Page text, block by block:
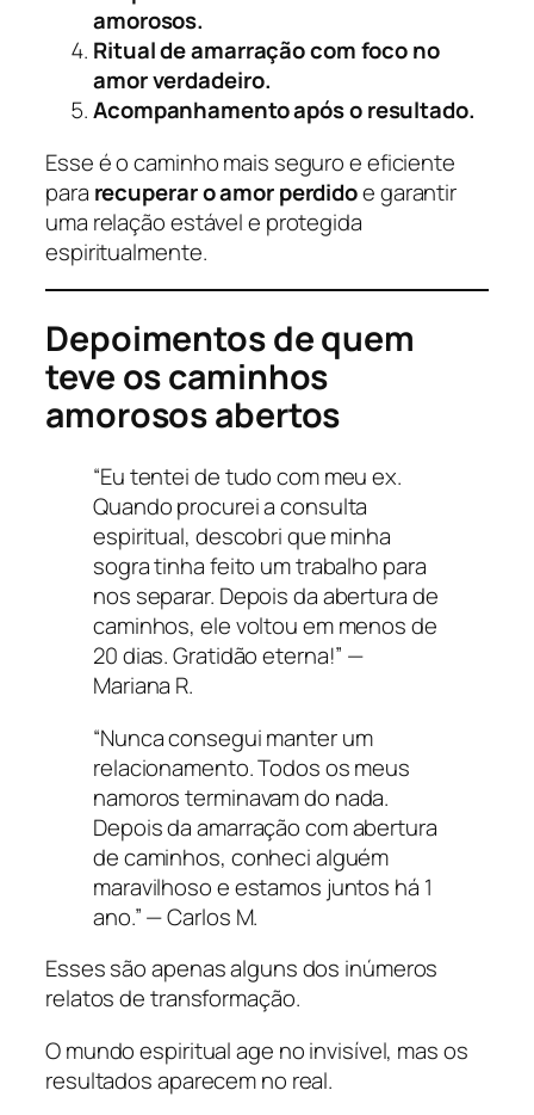
amorosos.
Ritual de amarração com foco no
amor verdadeiro.
Acompanhamento após o resultado.
Esse é o caminho mais seguro e eficiente
para recuperar o amor perdidoe garantir
uma relação estável e protegida
espiritualmente.
Depoimentos de quem
teve os caminhos
amorosos abertos
“Eu tentei de tudo com meu ex.
Quando procurei a consulta
espiritual, descobri que minha
sogra tinha feito um trabalho para
nos separar. Depois da abertura de
caminhos, ele voltou em menos de
20 dias. Gratidão eterna!” —
Mariana R.
“Nunca consegui manter um
relacionamento. Todos os meus
namoros terminavam do nada.
Depois da amarração com abertura
de caminhos, conheci alguém
maravilhoso e estamos juntos há 1
ano.” —Carlos M.
Esses são apenas alguns dos inúmeros
relatos de transformação.
O mundo espiritual age no invisível, mas os
resultados aparecem no real.